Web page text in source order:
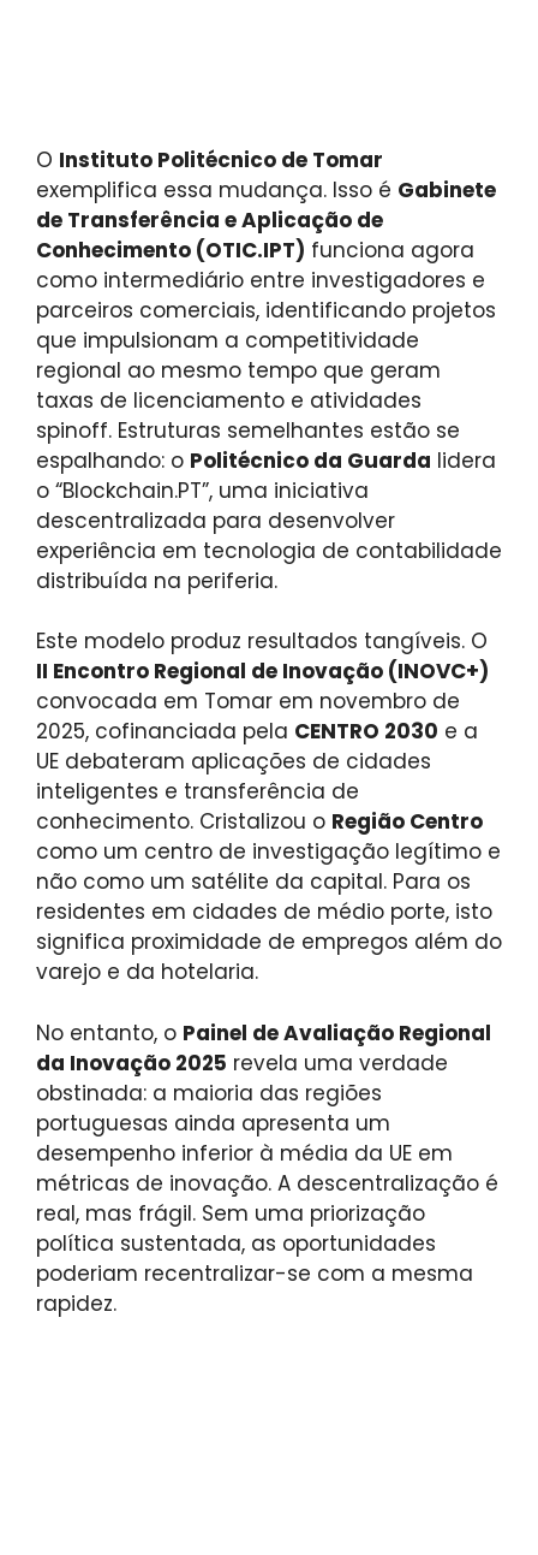
O Instituto Politécnico de Tomar
exemplifica essa mudança. Isso é Gabinete
de Transferência e Aplicação de
Conhecimento (OTIC.IPT) funciona agora
como intermediário entre investigadores e
parceiros comerciais, identificando projetos
que impulsionam a competitividade
regional ao mesmo tempo que geram
taxas de licenciamento e atividades
spinoff. Estruturas semelhantes estão se
espalhando: o Politécnico da Guarda lidera
o “Blockchain.PT”, uma iniciativa
descentralizada para desenvolver
experiência em tecnologia de contabilidade
distribuída na periferia.
Este modelo produz resultados tangíveis. O
II Encontro Regional de Inovação (INOVC+)
convocada em Tomar em novembro de
2025, cofinanciada pela CENTRO 2030 e a
UE debateram aplicações de cidades
inteligentes e transferência de
conhecimento. Cristalizou o Região Centro
como um centro de investigação legítimo e
não como um satélite da capital. Para os
residentes em cidades de médio porte, isto
significa proximidade de empregos além do
varejo e da hotelaria.
No entanto, o Painel de Avaliação Regional
da Inovação 2025 revela uma verdade
obstinada: a maioria das regiões
portuguesas ainda apresenta um
desempenho inferior à média da UE em
métricas de inovação. A descentralização é
real, mas frágil. Sem uma priorização
política sustentada, as oportunidades
poderiam recentralizar-se com a mesma
rapidez.